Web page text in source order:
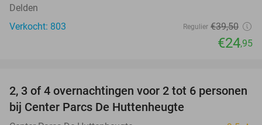
Delden
Verkocht: 803
Regulier €39,50
€24,95
15%
2, 3 of 4 overnachtingen voor 2 tot 6 personen
bij Center Parcs De Huttenheugte